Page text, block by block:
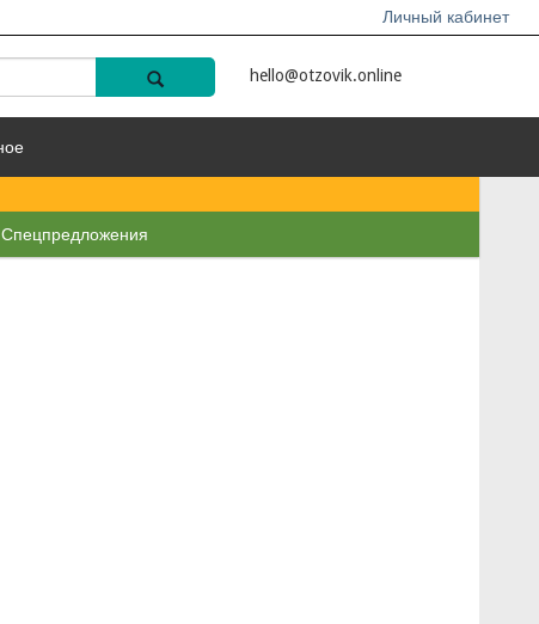
Личный кабинет
hello@otzovik.online
Спецпредложения